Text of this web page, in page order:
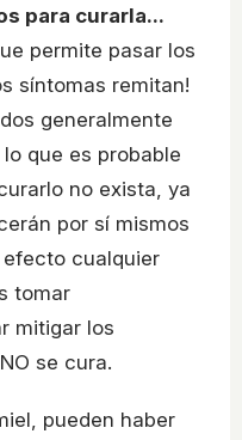
para curarla...
permite pasar los
síntomas remitan!
generalmente
que es probable
no exista, ya
por sí mismos
cualquier
tomar
mitigar los
se cura.
pueden haber